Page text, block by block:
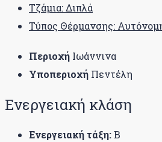
Τζάμια: Διπλά
Τύπος Θέρμανσης:
Περιοχή Ιωάννινα
Υποπεριοχή Πεντέλη
Ενεργειακή κλάση
Ενεργειακή τάξη:B